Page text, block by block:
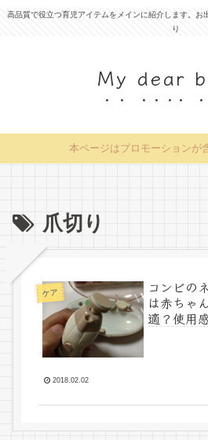
高品質で役立つ育児アイテムをメインに紹介します。お
り
My dear
本ページはプロモーションが
爪切り
ケア
コンビの
は赤ちゃ
適？使用
2018.02.02